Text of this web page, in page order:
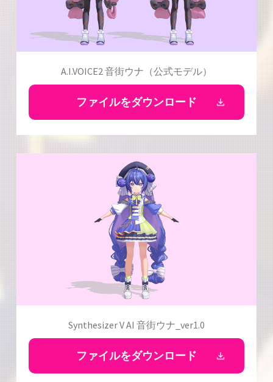
A.I.VOICE2 音街ウナ（公式モデル）
ファイルをダウンロード
Synthesizer V AI 音街ウナ_ver1.0
ファイルをダウンロード